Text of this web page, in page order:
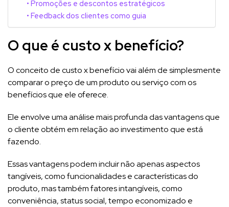
Promoções e descontos estratégicos
Feedback dos clientes como guia
O que é custo x benefício?
O conceito de custo x benefício vai além de simplesmente
comparar o preço de um produto ou serviço com os
benefícios que ele oferece.
Ele envolve uma análise mais profunda das vantagens que
o cliente obtém em relação ao investimento que está
fazendo.
Essas vantagens podem incluir não apenas aspectos
tangíveis, como funcionalidades e características do
produto, mas também fatores intangíveis, como
conveniência, status social, tempo economizado e